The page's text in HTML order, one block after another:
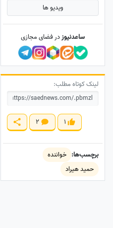
ویدیو ها
ساعدنیوزدر فضای مجازی
لینک کوتاه مطلب:
1
2
برچسب‌ها: خواننده
حمید هیراد